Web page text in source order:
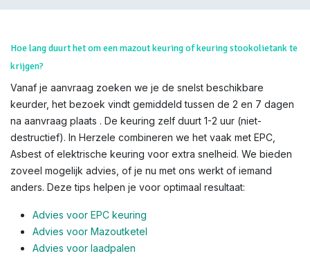
Hoe lang duurt het om een mazout keuring of keuring stookolietank te
krijgen?
Vanaf je aanvraag zoeken we je de snelst beschikbare
keurder, het bezoek vindt gemiddeld tussen de 2 en 7 dagen
na aanvraag plaats . De keuring zelf duurt 1-2 uur (niet-
destructief). In Herzele combineren we het vaak met EPC,
Asbest of elektrische keuring voor extra snelheid. We bieden
zoveel mogelijk advies, of je nu met ons werkt of iemand
anders. Deze tips helpen je voor optimaal resultaat:
Advies voor EPC keuring
Advies voor Mazoutketel
Advies voor laadpalen